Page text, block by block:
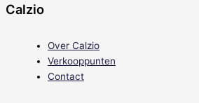
Calzio
Over Calzio
Verkooppunten
Contact